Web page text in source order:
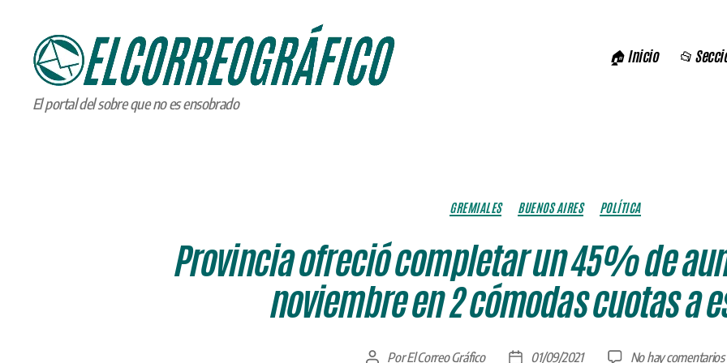
ELCORREOGRÁFICO
El portal del sobre que no es ensobrado
🏠 Inicio 📂
Categorías
GREMIALES BUENOS AIRES POLÍTICA
Provincia ofreció completar un 45% de
noviembre en 2 cómodas cuotas a
Autor
PorEl Correo Gráfico
Fecha01/09/2021 No hay comentariosen